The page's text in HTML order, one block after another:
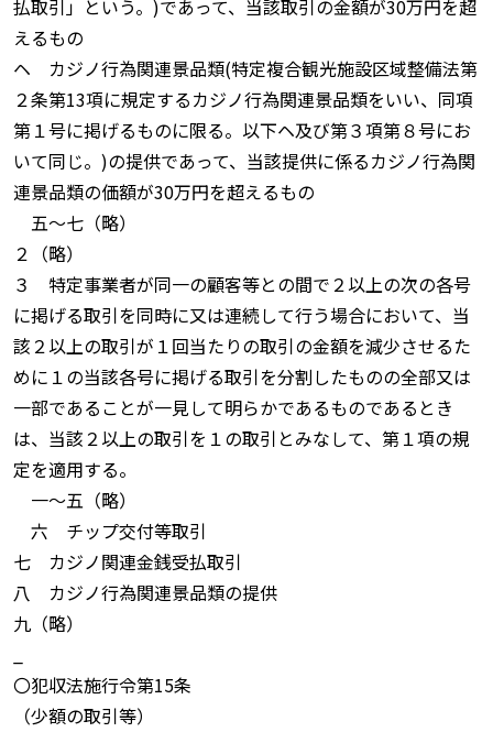
払取引」という。)であって、当該取引の金額が30万円を超
えるもの
ヘ カジノ行為関連景品類(特定複合観光施設区域整備法第
２条第13項に規定するカジノ行為関連景品類をいい、同項
第１号に掲げるものに限る。以下ヘ及び第３項第８号にお
いて同じ。)の提供であって、当該提供に係るカジノ行為関
連景品類の価額が30万円を超えるもの
五〜七（略）
２（略）
３ 特定事業者が同一の顧客等との間で２以上の次の各号
に掲げる取引を同時に又は連続して行う場合において、当
該２以上の取引が１回当たりの取引の金額を減少させるた
めに１の当該各号に掲げる取引を分割したものの全部又は
一部であることが一見して明らかであるものであるとき
は、当該２以上の取引を１の取引とみなして、第１項の規
定を適用する。
一〜五（略）
六 チップ交付等取引
七 カジノ関連金銭受払取引
八 カジノ行為関連景品類の提供
九（略）
〇犯収法施行令第15条
（少額の取引等）